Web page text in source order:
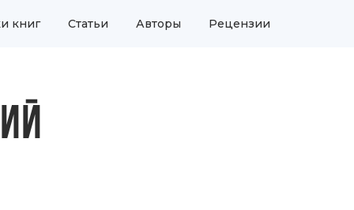
книг Статьи Авторы Рецензии